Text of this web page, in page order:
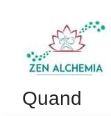
Quand